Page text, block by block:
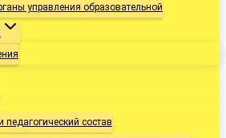
управления образовательной
педагогический состав